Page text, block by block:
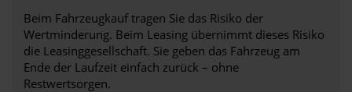
Beim Fahrzeugkauf tragen Sie das Risiko der
Wertminderung. Beim Leasing übernimmt dieses Risiko
die Leasinggesellschaft. Sie geben das Fahrzeug am
Ende der Laufzeit einfach zurück – ohne
Restwertsorgen.